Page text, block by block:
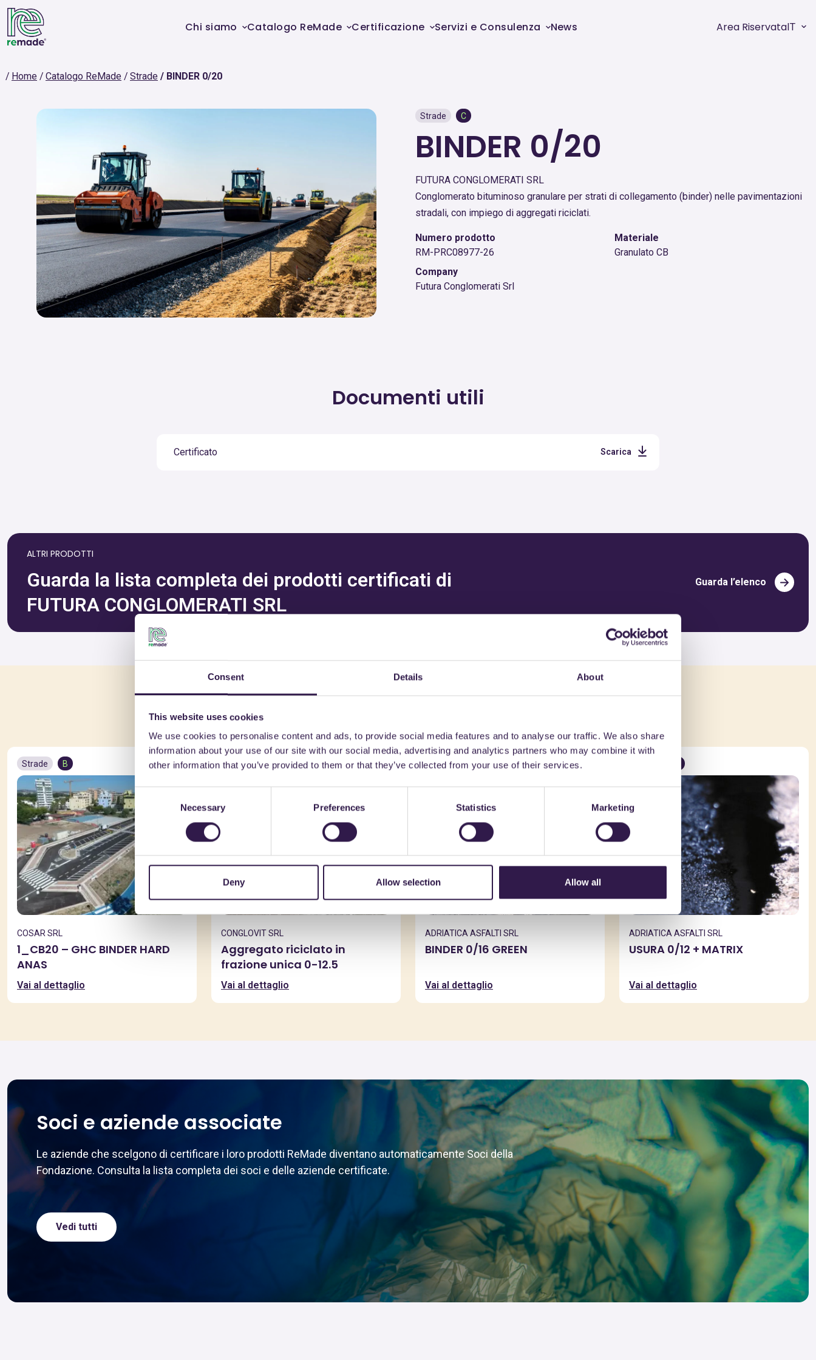
Consent Details About
This website uses cookies
We use cookies to personalise content and ads, to provide social media features and to analyse our traffic. We also share
information about your use of our site with our social media, advertising and analytics partners who may combine it with
other information that you’ve provided to them or that they’ve collected from your use of their services.
Consent
Selection
Necessary Preferences Statistics Marketing
Deny Allow selection Allow all
Chi siamo Catalogo ReMade Certificazione Servizi e Consulenza News Area RiservataIT
Home Catalogo ReMade Strade BINDER 0/20
Strade C
BINDER 0/20
FUTURA CONGLOMERATI SRL
Conglomerato bituminoso granulare per strati di collegamento (binder) nelle pavimentazioni
stradali, con impiego di aggregati riciclati.
Numero prodotto
RM-PRC08977-26
Materiale
Granulato CB
Company
Futura Conglomerati Srl
Documenti utili
Certificato Scarica
ALTRI PRODOTTI
Guarda la lista completa dei prodotti certificati di
FUTURA CONGLOMERATI SRL
Guarda l’elenco
Potrebbe interessarti anche
Strade B
COSAR SRL
1_CB20 – GHC BINDER HARD
ANAS
Vai al dettaglio
Strade A+
CONGLOVIT SRL
Aggregato riciclato in
frazione unica 0-12.5
Vai al dettaglio
Strade B
ADRIATICA ASFALTI SRL
BINDER 0/16 GREEN
Vai al dettaglio
ADRIATICA ASFALTI SRL
USURA 0/12 + MATRIX
Vai al dettaglio
Soci e aziende associate
Le aziende che scelgono di certificare i loro prodotti ReMade diventano automaticamente Soci della
Fondazione. Consulta la lista completa dei soci e delle aziende certificate.
Vedi tutti